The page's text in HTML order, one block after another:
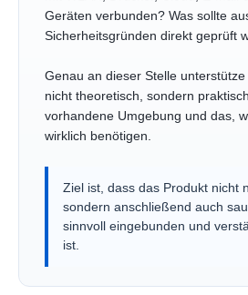
Geräten verbunden? Was sollte
Sicherheitsgründen direkt geprüft
Genau an dieser Stelle
nicht theoretisch, sondern
vorhandene Umgebung und das,
wirklich benötigen.
Ziel ist, dass das Produkt nicht
sondern anschließend auch
sinnvoll eingebunden und
ist.